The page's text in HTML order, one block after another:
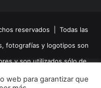
reservados | Todas las
fotografías y logotipos son
y son utilizados sólo de
de privacidad|Política
web para garantizar que